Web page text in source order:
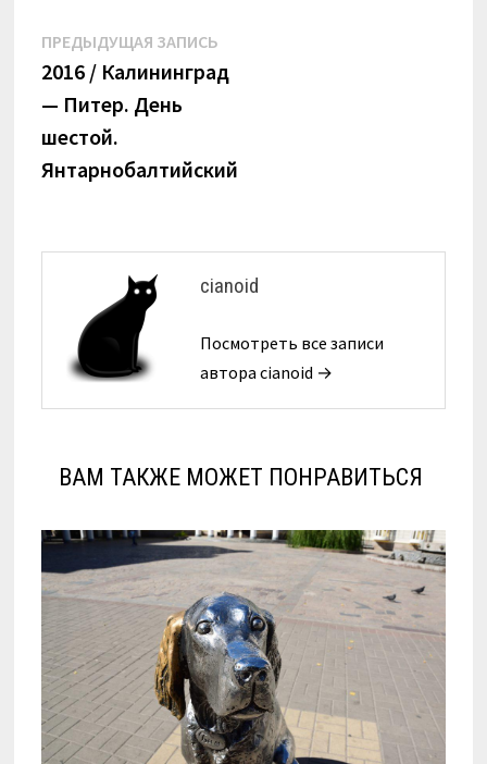
Навигация
по
записям
ПРЕДЫДУЩАЯ ЗАПИСЬПредыдущая
запись:
2016 / Калининград
— Питер. День
шестой.
Янтарнобалтийский
cianoid
Посмотреть все записи
автора cianoid →
ВАМ ТАКЖЕ МОЖЕТ ПОНРАВИТЬСЯ